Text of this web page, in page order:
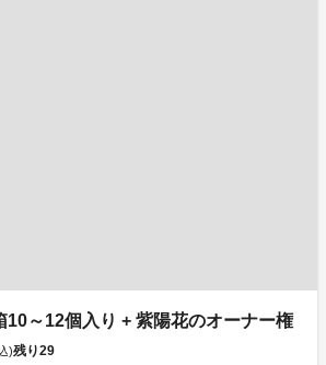
～12個入り + 紫陽花のオーナー権
)残り29